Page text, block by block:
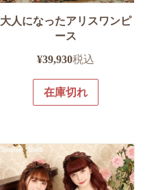
大人になったアリスワンピ
ース
¥39,930税込
在庫切れ